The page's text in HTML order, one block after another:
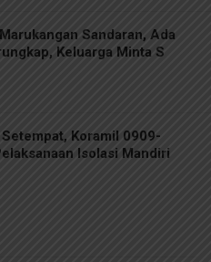
Sandaran, Ada
Keluarga Minta S
Koramil 0909-
Isolasi Mandiri